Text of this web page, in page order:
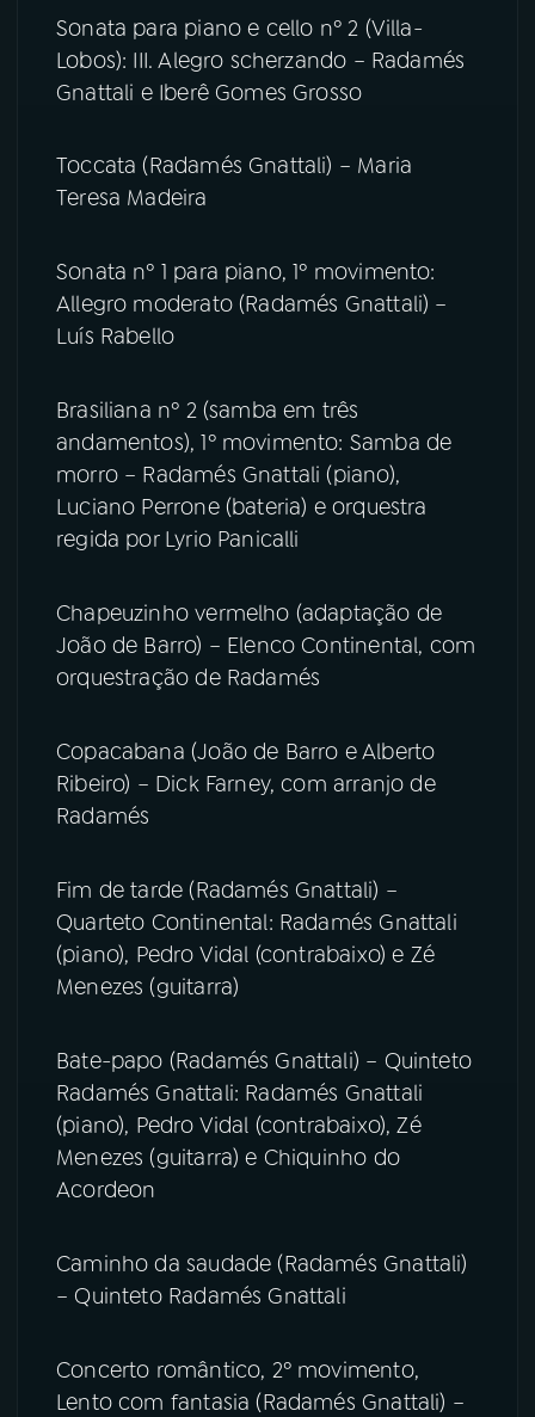
Sonata para piano e cello nº 2 (Villa-
Lobos): III. Alegro scherzando – Radamés
Gnattali e Iberê Gomes Grosso
Toccata (Radamés Gnattali) – Maria
Teresa Madeira
Sonata nº 1 para piano, 1º movimento:
Allegro moderato (Radamés Gnattali) –
Luís Rabello
Brasiliana nº 2 (samba em três
andamentos), 1º movimento: Samba de
morro – Radamés Gnattali (piano),
Luciano Perrone (bateria) e orquestra
regida por Lyrio Panicalli
Chapeuzinho vermelho (adaptação de
João de Barro) – Elenco Continental, com
orquestração de Radamés
Copacabana (João de Barro e Alberto
Ribeiro) – Dick Farney, com arranjo de
Radamés
Fim de tarde (Radamés Gnattali) –
Quarteto Continental: Radamés Gnattali
(piano), Pedro Vidal (contrabaixo) e Zé
Menezes (guitarra)
Bate-papo (Radamés Gnattali) – Quinteto
Radamés Gnattali: Radamés Gnattali
(piano), Pedro Vidal (contrabaixo), Zé
Menezes (guitarra) e Chiquinho do
Acordeon
Caminho da saudade (Radamés Gnattali)
– Quinteto Radamés Gnattali
Concerto romântico, 2º movimento,
Lento com fantasia (Radamés Gnattali) –